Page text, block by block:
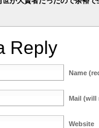
Reply
Name
Mail (will
Website